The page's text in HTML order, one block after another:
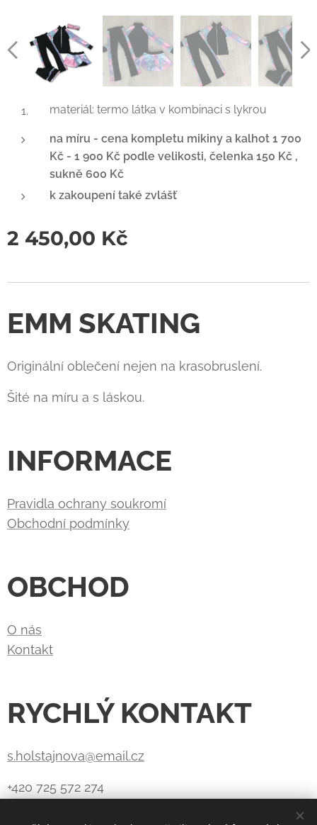
materiál: termo látka v kombinaci s lykrou
na míru - cena kompletu mikiny a kalhot 1 700
Kč - 1 900 Kč podle velikosti, čelenka 150 Kč ,
sukně 600 Kč
k zakoupení také zvlášť
2 450,00 Kč
EMM SKATING
Originální oblečení nejen na krasobruslení.
Šité na míru a s láskou.
INFORMACE
Pravidla ochrany soukromí
Obchodní podmínky
OBCHOD
O nás
Kontakt
RYCHLÝ KONTAKT
s.holstajnova@email.cz
+420 725 572 274